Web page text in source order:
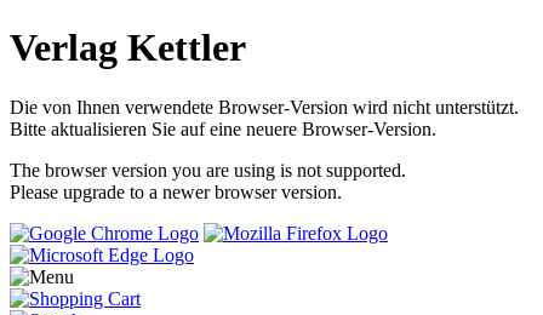
Verlag Kettler
Die von Ihnen verwendete Browser-Version wird nicht unterstützt.
Bitte aktualisieren Sie auf eine neuere Browser-Version.
The browser version you are using is not supported.
Please upgrade to a newer browser version.